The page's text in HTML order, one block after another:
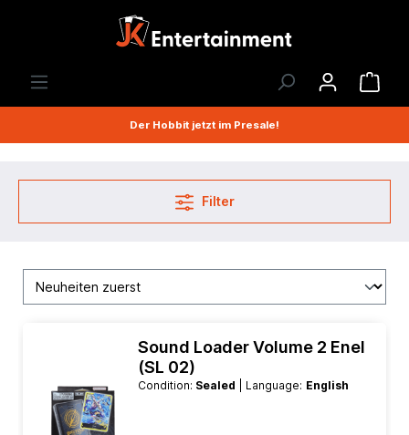
Der Hobbit jetzt im Presale!
Filter
Sound Loader Volume 2 Enel
(SL 02)
Condition: Sealed | Language: English